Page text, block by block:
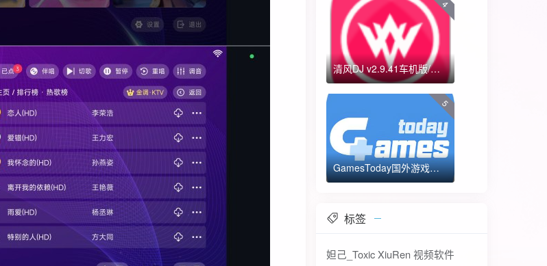
4
清风DJ v2.9.41车机版/手机版-全方位DJ舞曲
5
GamesToday国外游戏下载器 不需要T子
标签
妲己_ToxicXiuRen 视频软件